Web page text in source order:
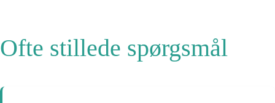
Ofte stillede spørgsmål